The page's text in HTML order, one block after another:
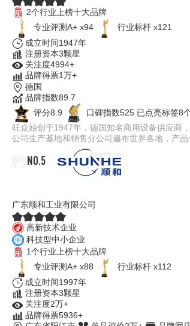
2个行业上榜十大品牌
专业评测A+ x94
行业标杆 x121
成立时间1947年
注册资本3颗星
关注度4994+
品牌得票1万+
德国
品牌指数89.7
评分8.9
口碑指数525 已点亮标签8
旺众始创于1947年，德国知名商用设备供应商
公司生产基地和销售分公司遍布世界各地，产
NO.5
广东顺和工业有限公司
高新技术企业
科技型中小企业
1个行业上榜十大品牌
专业评测A+ x88
行业标杆 x112
成立时间1997年
注册资本3颗星
关注度2万+
品牌得票5936+